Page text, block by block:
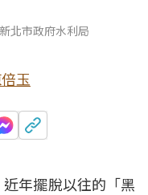
北市政府水利局
玉
年擺脫以往的「黑